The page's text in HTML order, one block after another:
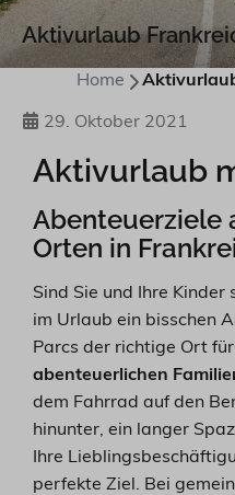
Aktivurlaub
Home
29. Oktober 2021
Aktivurlaub
Abenteuerziele
Orten in
Sind Sie und Ihre Kinder
im Urlaub ein bisschen
Parcs der richtige Ort
abenteuerlichen
dem Fahrrad auf den
hinunter, ein langer
Ihre
perfekte Ziel. Bei